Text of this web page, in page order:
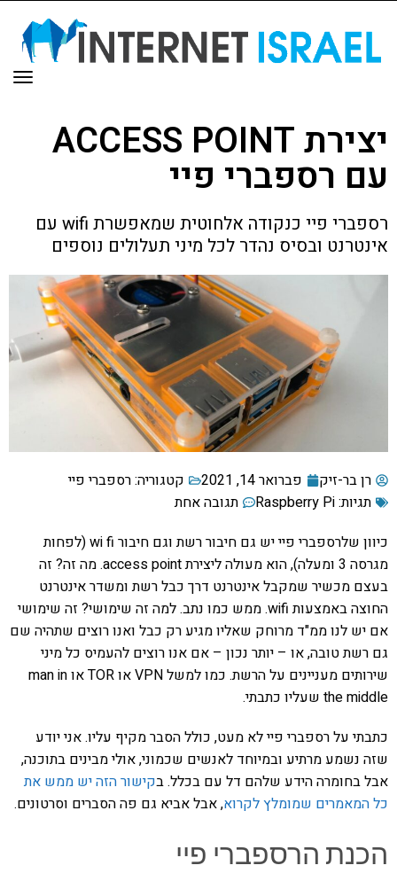
יצירת ACCESS POINT
עם רספברי פיי
רספברי פיי כנקודה אלחוטית שמאפשרת wifi עם
אינטרנט ובסיס נהדר לכל מיני תעלולים נוספים
רן בר-זיק פברואר 14, 2021 קטגוריה:רספברי פיי
תגיות:Raspberry Pi
תגובה אחת
כיוון שלרספברי פיי יש גם חיבור רשת וגם חיבור wi fi (לפחות
מגרסה 3 ומעלה), הוא מעולה ליצירת access point. מה זה? זה
בעצם מכשיר שמקבל אינטרנט דרך כבל רשת ומשדר אינטרנט
החוצה באמצעות wifi. ממש כמו נתב. למה זה שימושי? זה שימושי
אם יש לנו ממ"ד מרוחק שאליו מגיע רק כבל ואנו רוצים שתהיה שם
גם רשת טובה, או – יותר נכון – אם אנו רוצים להעמיס כל מיני
שירותים מעניינים על הרשת. כמו למשל VPN או TOR או man in
the middle שעליו כתבתי.
כתבתי על רספברי פיי לא מעט, כולל הסבר מקיף עליו. אני יודע
שזה נשמע מרתיע ובמיוחד לאנשים שכמוני, אולי מבינים בתוכנה,
אבל בחומרה הידע שלהם דל עם בכלל. בקישור הזה יש ממש את
כל המאמרים שמומלץ לקרוא, אבל אביא גם פה הסברים וסרטונים.
הכנת הרספברי פיי